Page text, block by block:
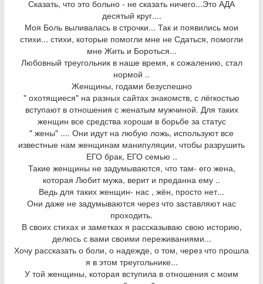
Сказать, что это больно - не сказать ничего...Это АДА
десятый круг....
Моя Боль выливалась в строчки... Так и появились мои
стихи... стихи, которые помогли мне не Сдаться, помогли
мне Жить и Бороться...
Любовный треугольник в наше время, к сожалению, стал
нормой ..
Женщины, годами безуспешно
" охотящиеся" на разных сайтах знакомств, с лёгкостью
вступают в отношения с женатым мужчиной. Для таких
женщин все средства хороши в борьбе за статус
" жены" .... Они идут на любую ложь, используют все
известные нам женщинам манипуляции, чтобы разрушить
ЕГО брак, ЕГО семью ..
Такие женщины не задумываются, что там- его жена,
которая Любит мужа, верит и преданна ему ..
Ведь для таких женщин- нас , жён, просто нет...
Они даже не задумываются через что заставляют нас
проходить.
В своих стихах и заметках я рассказываю свою историю,
делюсь с вами своими переживаниями...
Хочу рассказать о боли, о надежде, о том, через что прошла
я в этом треугольнике...
У той женщины, которая вступила в отношения с моим